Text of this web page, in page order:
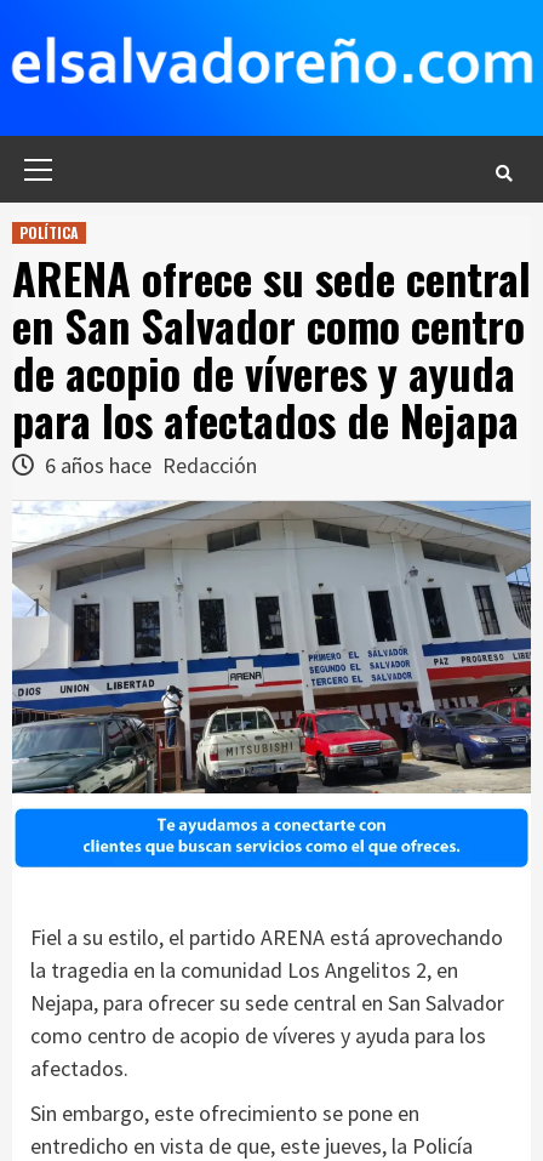
contenido
POLÍTICA
ARENA ofrece su sede central
en San Salvador como centro
de acopio de víveres y ayuda
para los afectados de Nejapa
6 años hace Redacción
Fiel a su estilo, el partido ARENA está aprovechando
la tragedia en la comunidad Los Angelitos 2, en
Nejapa, para ofrecer su sede central en San Salvador
como centro de acopio de víveres y ayuda para los
afectados.
Sin embargo, este ofrecimiento se pone en
entredicho en vista de que, este jueves, la Policía